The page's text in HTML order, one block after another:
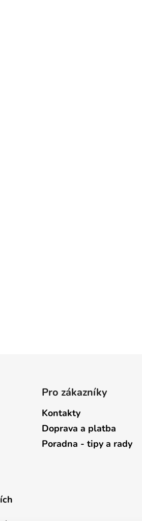
Pro zákazníky
Kontakty
Doprava a platba
Poradna - tipy a rady